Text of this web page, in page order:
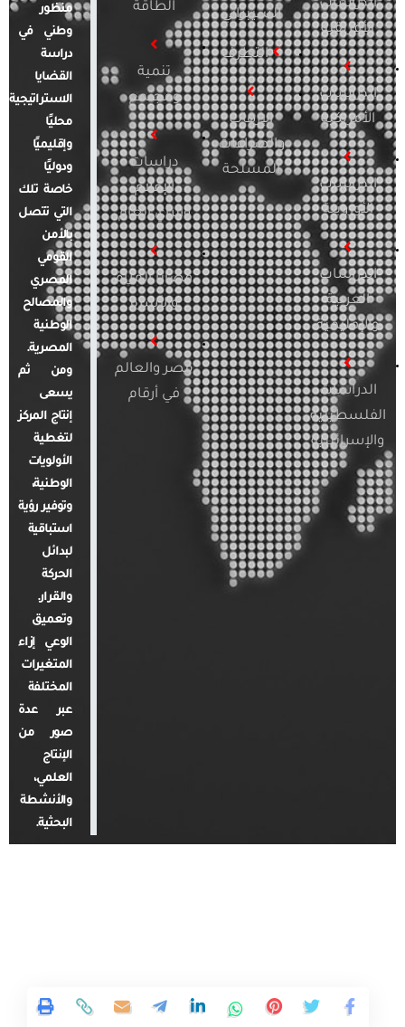
الدراسات
الأفريقية
الدراسات
الأمريكية
الدراسات
الأوروبية
الدراسات
العربية
والإقليمية
الدراسات
الفلسطينية
والإسرائيلية
السيبراني
التطرف
الإرهاب
والصراعات
المسلحة
الطاقة
تنمية
ومجتمع
دراسات
الإعلام
والرأي العام
قضايا المرأة
والأسرة
مصر والعالم
في أرقام
منظور
وطني في
دراسة
القضايا
الاستراتيجية
محليًا
وإقليميًا
ودوليًا
خاصة تلك
التي تتصل
بالأمن
القومي
المصري
والمصالح
الوطنية
المصرية.
ومن ثم
يسعى
إنتاج المركز
لتغطية
الأولويات
الوطنية،
وتوفير رؤية
استباقية
لبدائل
الحركة
والقرار.
وتعميق
الوعي إزاء
المتغيرات
المختلفة
عبر عدة
صور من
الإنتاج
العلمي،
والأنشطة
البحثية.